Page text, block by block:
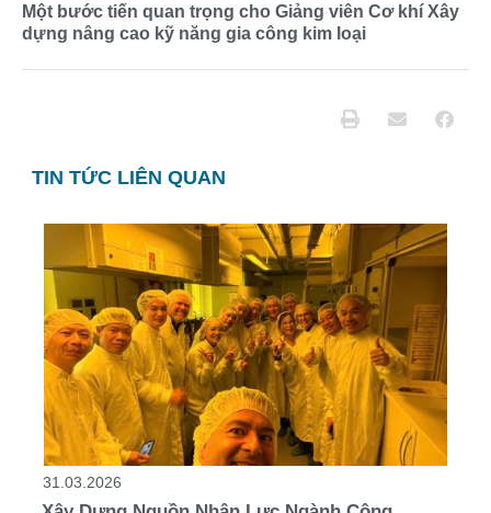
Một bước tiến quan trọng cho Giảng viên Cơ khí Xây
dựng nâng cao kỹ năng gia công kim loại
TIN TỨC LIÊN QUAN
31.03.2026